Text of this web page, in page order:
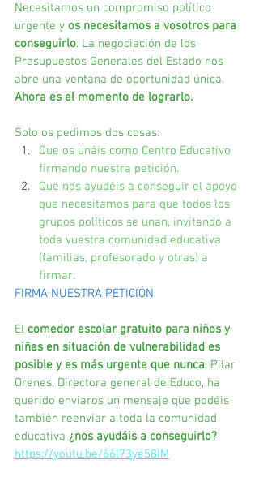
Necesitamos un compromiso político
urgente y os necesitamos a vosotros para
conseguirlo. La negociación de los
Presupuestos Generales del Estado nos
abre una ventana de oportunidad única.
Ahora es el momento de lograrlo.
Solo os pedimos dos cosas:
Que os unáis como Centro Educativo
firmando nuestra petición.
Que nos ayudéis a conseguir el apoyo
que necesitamos para que todos los
grupos políticos se unan, invitando a
toda vuestra comunidad educativa
(familias, profesorado y otras) a
firmar.
FIRMA NUESTRA PETICIÓN
El comedor escolar gratuito para niños y
niñas en situación de vulnerabilidad es
posible y es más urgente que nunca. Pilar
Orenes, Directora general de Educo, ha
querido enviaros un mensaje que podéis
también reenviar a toda la comunidad
educativa ¿nos ayudáis a conseguirlo?
https://youtu.be/66l73ye58IM